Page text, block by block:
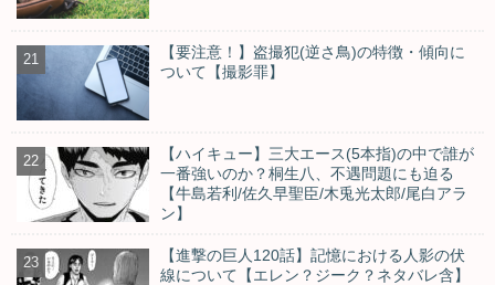
【要注意！】盗撮犯(逆さ鳥)の特徴・傾向に
ついて【撮影罪】
【ハイキュー】三大エース(5本指)の中で誰が
一番強いのか？桐生八、不遇問題にも迫る
【牛島若利/佐久早聖臣/木兎光太郎/尾白アラ
ン】
【進撃の巨人120話】記憶における人影の伏
線について【エレン？ジーク？ネタバレ含】